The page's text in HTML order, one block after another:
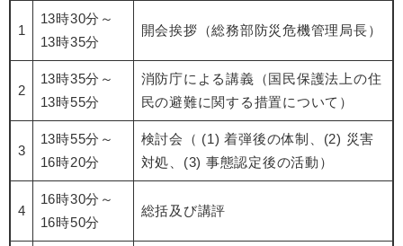
1
13時30分～
13時35分
開会挨拶（総務部防災危機管理局長）
2
13時35分～
13時55分
消防庁による講義（国民保護法上の住
民の避難に関する措置について）
3
13時55分～
16時20分
検討会（ (1) 着弾後の体制、(2) 災害
対処、(3) 事態認定後の活動）
4
16時30分～
16時50分
総括及び講評